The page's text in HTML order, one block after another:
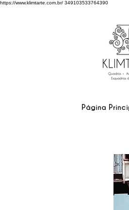
https://www.klimtarte.com.br/ 349103533764390
Página